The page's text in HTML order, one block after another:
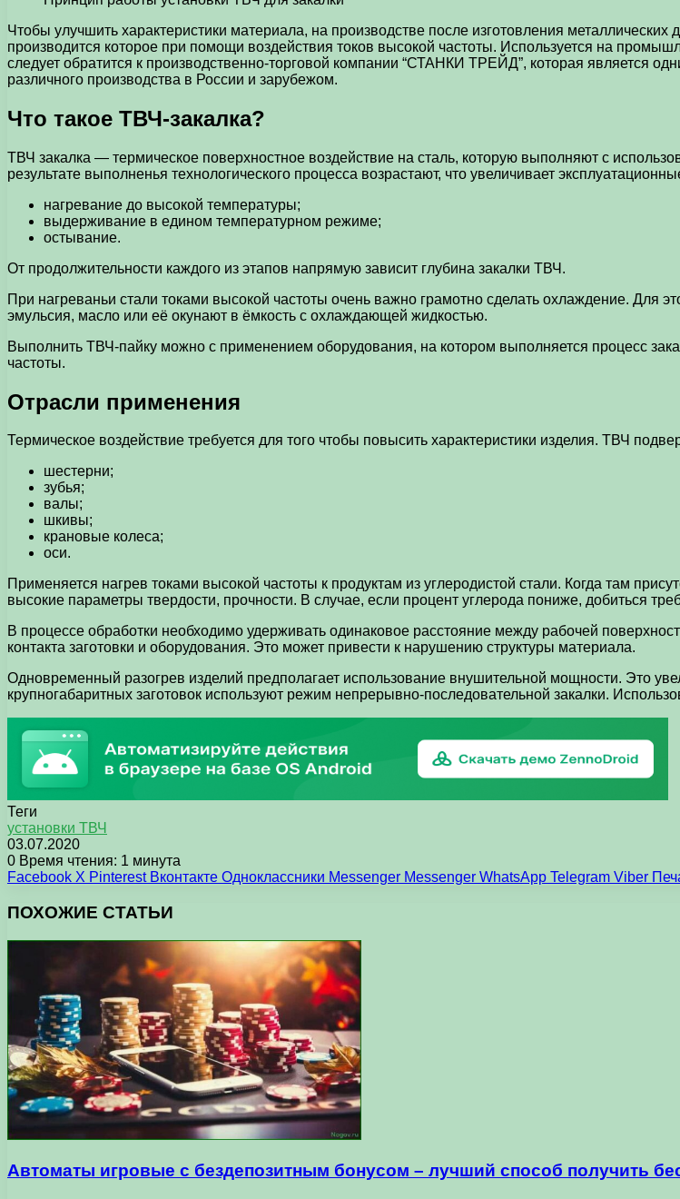
Чтобы улучшить характеристики материала, на производстве после изготовления металлических
производится которое при помощи воздействия токов высокой частоты. Используется на
следует обратится к производственно-торговой компании “СТАНКИ ТРЕЙД”, которая является
различного производства в России и зарубежом.
Что такое ТВЧ-закалка?
ТВЧ закалка — термическое поверхностное воздействие на сталь, которую выполняют с
результате выполненья технологического процесса возрастают, что увеличивает
нагревание до высокой температуры;
выдерживание в едином температурном режиме;
остывание.
От продолжительности каждого из этапов напрямую зависит глубина закалки ТВЧ.
При нагреваньи стали токами высокой частоты очень важно грамотно сделать охлаждение. Для
эмульсия, масло или её окунают в ёмкость с охлаждающей жидкостью.
Выполнить ТВЧ-пайку можно с применением оборудования, на котором выполняется процесс
частоты.
Отрасли применения
Термическое воздействие требуется для того чтобы повысить характеристики изделия. ТВЧ
шестерни;
зубья;
валы;
шкивы;
крановые колеса;
оси.
Применяется нагрев токами высокой частоты к продуктам из углеродистой стали. Когда там
высокие параметры твердости, прочности. В случае, если процент углерода пониже, добиться
В процессе обработки необходимо удерживать одинаковое расстояние между рабочей
контакта заготовки и оборудования. Это может привести к нарушению структуры материала.
Одновременный разогрев изделий предполагает использование внушительной мощности. Это
крупногабаритных заготовок используют режим непрерывно-последовательной закалки.
Теги
установки ТВЧ
03.07.2020
0 Время чтения: 1 минута
Facebook X Pinterest Вконтакте Одноклассники Messenger Messenger WhatsApp Telegram Viber
ПОХОЖИЕ СТАТЬИ
Автоматы игровые с бездепозитным бонусом – лучший способ получить